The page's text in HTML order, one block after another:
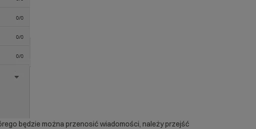
będzie można przenosić wiadomości, należy przejść